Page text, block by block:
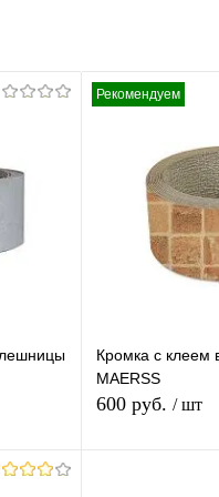
Рекомендуем
Кромка с клеем
MAERSS
600 руб. / шт